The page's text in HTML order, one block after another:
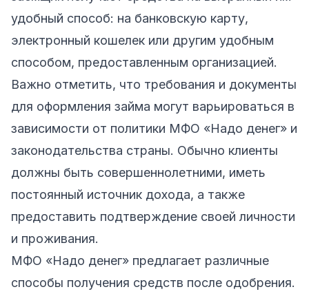
удобный способ: на банковскую карту,
электронный кошелек или другим удобным
способом, предоставленным организацией.
Важно отметить, что требования и документы
для оформления займа могут варьироваться в
зависимости от политики МФО «Надо денег» и
законодательства страны. Обычно клиенты
должны быть совершеннолетними, иметь
постоянный источник дохода, а также
предоставить подтверждение своей личности
и проживания.
МФО «Надо денег» предлагает различные
способы получения средств после одобрения.